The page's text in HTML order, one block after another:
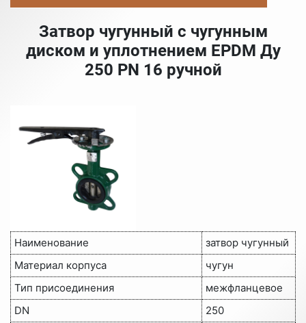
Затвор чугунный с чугунным
диском и уплотнением EPDM Ду
250 PN 16 ручной
Наименование
затвор чугунный
Материал корпуса
чугун
Тип присоединения
межфланцевое
DN
250